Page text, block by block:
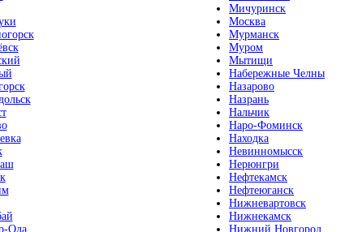
Ола
Мичуринск
Москва
Мурманск
Муром
Мытищи
Набережные Челны
Назарово
Назрань
Нальчик
Наро-Фоминск
Находка
Невинномысск
Нерюнгри
Нефтекамск
Нефтеюганск
Нижневартовск
Нижнекамск
Нижний Новгород